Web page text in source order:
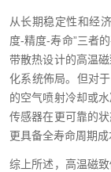
从长期稳定性和经
度-精度-寿命”三者
带散热设计的高温
化系统佈局。但对
的空气喷射冷却或
传感器在更可靠的
更具备全寿命周期成
综上所述，高温磁